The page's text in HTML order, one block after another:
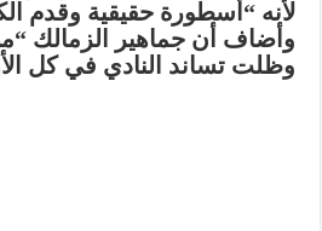
لأنه “أسطورة حقيقية وقدم
وأضاف أن جماهير الزمالك
وظلتتساند النادي في كل